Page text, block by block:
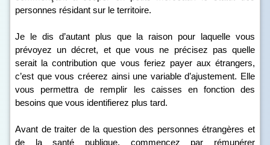
personnes résidant sur le territoire.
Je le dis d’autant plus que la raison pour laquelle vous
prévoyez un décret, et que vous ne précisez pas quelle
serait la contribution que vous feriez payer aux étrangers,
c’est que vous créerez ainsi une variable d’ajustement. Elle
vous permettra de remplir les caisses en fonction des
besoins que vous identifierez plus tard.
Avant de traiter de la question des personnes étrangères et
de la santé publique, commencez par rémunérer